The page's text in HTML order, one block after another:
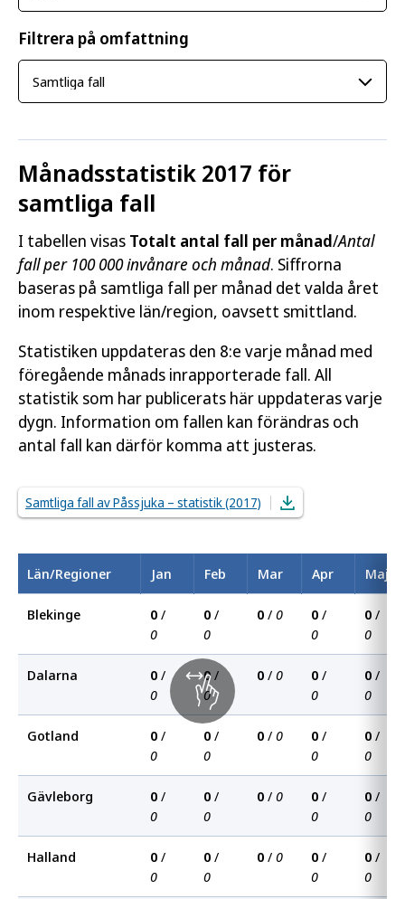
Filtrera på omfattning
Månadsstatistik 2017 för
samtliga fall
I tabellen visas Totalt antal fall per månad/Antal
fall per 100 000 invånare och månad. Siffrorna
baseras på samtliga fall per månad det valda året
inom respektive län/region, oavsett smittland.
Statistiken uppdateras den 8:e varje månad med
föregående månads inrapporterade fall. All
statistik som har publicerats här uppdateras varje
dygn. Information om fallen kan förändras och
antal fall kan därför komma att justeras.
Samtliga fall av Påssjuka – statistik (2017)
Län/Regioner Jan Feb Mar Apr Maj
Blekinge 0 /
0
0 /
0
0 / 0 0 /
0
0 /
0
Dalarna 0 /
0
0/
0
0 / 0 0 /
0
0 /
0
Gotland 0 /
0
0 /
0
0 / 0 0 /
0
0 /
0
Gävleborg 0 /
0
0 /
0
0 / 0 0 /
0
0 /
0
Halland 0 /
0
0 /
0
0 / 0 0 /
0
0 /
0